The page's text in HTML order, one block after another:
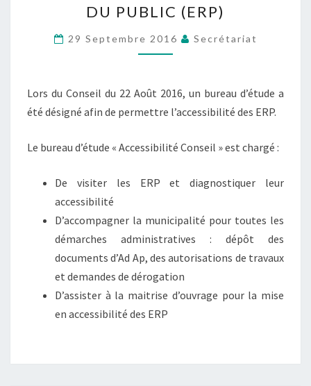
DES
ÉTABLISSEMENTS
RECEVANT
PUBLIC
(ERP)
DU PUBLIC (ERP)
29 Septembre 2016 Secrétariat
Lors du Conseil du 22 Août 2016, un bureau d’étude a
été désigné afin de permettre l’accessibilité des ERP.
Le bureau d’étude « Accessibilité Conseil » est chargé :
De visiter les ERP et diagnostiquer leur
accessibilité
D’accompagner la municipalité pour toutes les
démarches administratives : dépôt des
documents d’Ad Ap, des autorisations de travaux
et demandes de dérogation
D’assister à la maitrise d’ouvrage pour la mise
en accessibilité des ERP